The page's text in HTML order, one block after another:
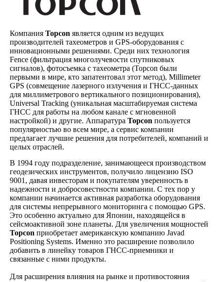
Компания Topcon является одним из ведущих
производителей тахеометров и GPS-оборудования с
инновационными решениями. Среди них технология
Fence (фильтрация многолучевости спутниковых
сигналов), фотосъемка с тахеометра (Topcon были
первыми в мире, кто запатентовал этот метод), Millimeter
GPS (совмещение лазерного излучения и ГНСС-данных
для миллиметрового вертикального позиционирования),
Universal Tracking (уникальная масштабируемая система
ГНСС для работы на любом канале с мгновенной
настройкой) и другие. Аппаратура Topcon пользуется
популярностью во всем мире, а сервис компании
предлагает лучшие решения для потребителей, компаний и
целых отраслей.
В 1994 году подразделение, занимающееся производством
геодезических инструментов, получило лицензию ISO
9001, давая инвесторам и покупателям уверенность в
надежности и добросовестности компании. С тех пор у
компании начинается активная разработка оборудования
для системы непрерывного мониторинга с помощью GPS.
Это особенно актуально для Японии, находящейся в
сейсмоактивной зоне планеты. Для увеличения мощностей
Topcon приобретает американскую компанию Javad
Positioning Systems. Именно это расширение позволило
добавить в линейку товаров ГНСС-приемники и
связанные с ними продукты.
Для расширения влияния на рынке и противостояния